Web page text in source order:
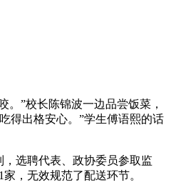
”校长陈锦波一边品尝饭菜，
得出格安心。”学生傅语熙的话
选聘代表、政协委员参取监
，无效规范了配送环节。